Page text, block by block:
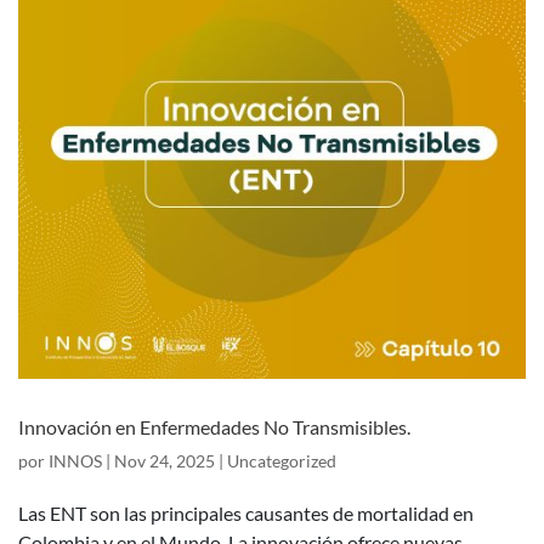
Innovación en Enfermedades No Transmisibles.
por INNOS | Nov 24, 2025 | Uncategorized
Las ENT son las principales causantes de mortalidad en